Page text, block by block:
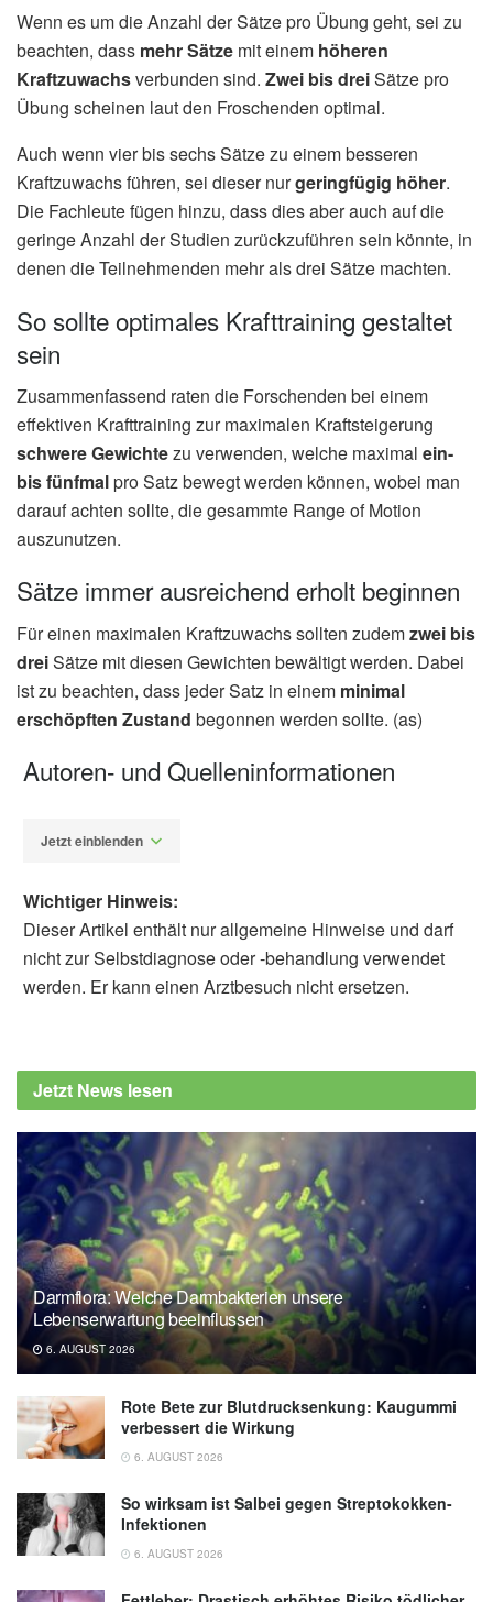
Wenn es um die Anzahl der Sätze pro Übung geht, sei zu
beachten, dass mehr Sätze mit einem höheren
Kraftzuwachsverbunden sind. Zwei bis dreiSätze pro
Übung scheinen laut den Froschenden optimal.
Auch wenn vier bis sechs Sätze zu einem besseren
Kraftzuwachs führen, sei dieser nurgeringfügig höher.
Die Fachleute fügen hinzu, dass dies aber auch auf die
geringe Anzahl der Studien zurückzuführen sein könnte, in
denen die Teilnehmenden mehr als drei Sätze machten.
So sollte optimales Krafttraining gestaltet
sein
Zusammenfassend raten die Forschenden bei einem
effektiven Krafttraining zur maximalen Kraftsteigerung
schwere Gewichtezu verwenden, welche maximal ein-
bis fünfmalpro Satz bewegt werden können, wobei man
darauf achten sollte, die gesammte Range of Motion
auszunutzen.
Sätze immer ausreichend erholt beginnen
Für einen maximalen Kraftzuwachs sollten zudemzwei bis
dreiSätze mit diesen Gewichten bewältigt werden. Dabei
ist zu beachten, dass jeder Satz in einem minimal
erschöpften Zustand begonnen werden sollte. (as)
Autoren- und Quelleninformationen
Jetzt einblenden
Schoenfeld, Stephen A. Foulis, Stefan M.
Pasiakos: Maximizing Strength: The Stimuli
Application to Training and Rehabilitation; in:
Journal of Strength and Conditioning
Research (veröffentlicht 29.12.2022),Journal
of Strength and Conditioning Research
Wichtiger Hinweis:
Dieser Artikel enthält nur allgemeine Hinweise und darf
nicht zur Selbstdiagnose oder -behandlung verwendet
werden. Er kann einen Arztbesuch nicht ersetzen.
Jetzt News lesen
Darmflora: Welche Darmbakterien unsere
Lebenserwartung beeinflussen
6. AUGUST 2026
Rote Bete zur Blutdrucksenkung: Kaugummi
verbessert die Wirkung
6. AUGUST 2026
So wirksam ist Salbei gegen Streptokokken-
Infektionen
6. AUGUST 2026